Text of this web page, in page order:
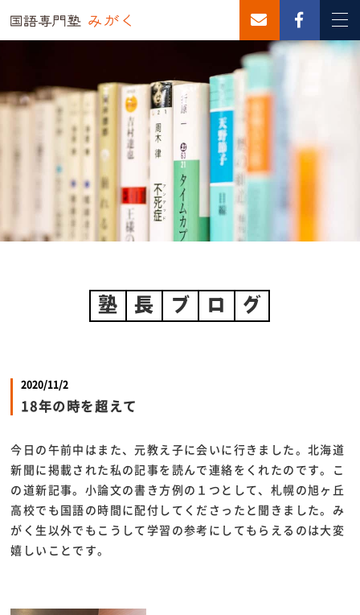
塾 長 ブ ロ グ
2020/11/2
18年の時を超えて
今日の午前中はまた、元教え子に会いに行きました。北海道
新聞に掲載された私の記事を読んで連絡をくれたのです。こ
の道新記事。小論文の書き方例の１つとして、札幌の旭ヶ丘
高校でも国語の時間に配付してくださったと聞きました。み
がく生以外でもこうして学習の参考にしてもらえるのは大変
嬉しいことです。